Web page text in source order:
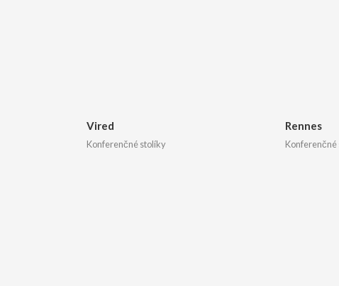
Vired
Konferenčné stolíky
Rennes